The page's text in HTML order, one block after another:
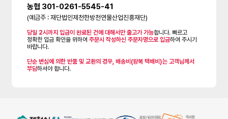
농협 301-0261-5545-41
(예금주 : 재단법인제천한방천연물산업진흥재단)
당일 2시까지 입금이 완료된 건에 대해서만 출고가 가능합니다. 빠르고
정확한 입금 확인을 위하여주문시 작성하신 주문자명으로 입금하여 주시기
바랍니다.
단순 변심에 의한 반품 및 교환의 경우, 배송비(왕복 택배비)는 고객님께서
부담하셔야 합니다.